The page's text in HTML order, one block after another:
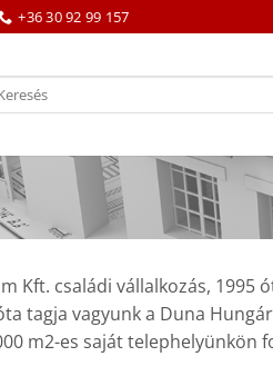
+36 30 92 99 157
Kft. családi vállalkozás, 1995
tagja vagyunk a Duna
m2-es saját telephelyünkön